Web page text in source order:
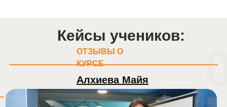
ОТЗЫВЫ О
КУРСЕ
Алхиева Майя
Кейсы учеников: